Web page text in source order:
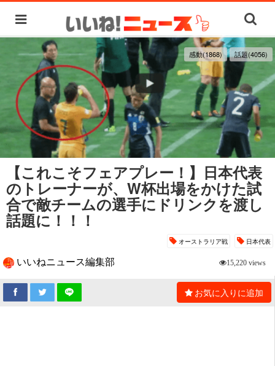
感動(1868) 話題(4056)
【これこそフェアプレー！】日本代表
のトレーナーが、W杯出場をかけた試
合で敵チームの選手にドリンクを渡し
話題に！！！
オーストラリア戦 日本代表
いいねニュース編集部 15,220 views
お気に入りに追加